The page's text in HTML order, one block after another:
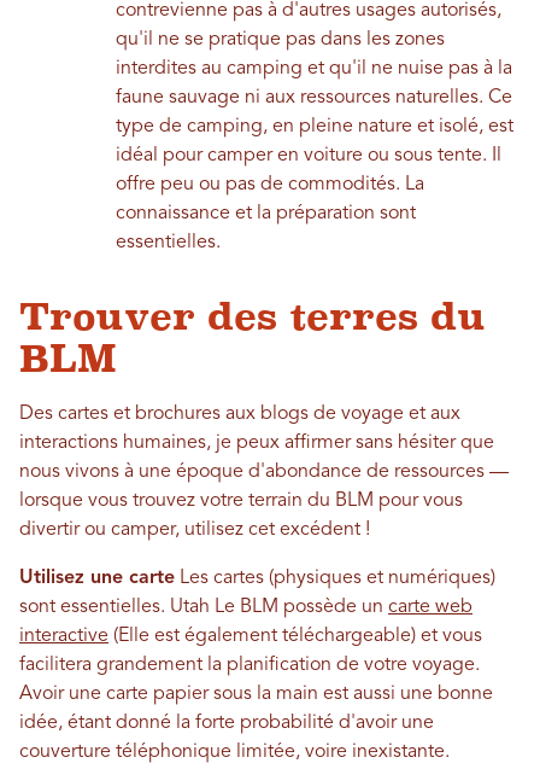
contrevienne pas à d'autres usages autorisés,
qu'il ne se pratique pas dans les zones
interdites au camping et qu'il ne nuise pas à la
faune sauvage ni aux ressources naturelles. Ce
type de camping, en pleine nature et isolé, est
idéal pour camper en voiture ou sous tente. Il
offre peu ou pas de commodités. La
connaissance et la préparation sont
essentielles.
Trouver des terres du
BLM
Des cartes et brochures aux blogs de voyage et aux
interactions humaines, je peux affirmer sans hésiter que
nous vivons à une époque d'abondance de ressources —
lorsque vous trouvez votre terrain du BLM pour vous
divertir ou camper, utilisez cet excédent !
Utilisez une carte Les cartes (physiques et numériques)
sont essentielles. Utah Le BLM possède un carte web
interactive (Elle est également téléchargeable) et vous
facilitera grandement la planification de votre voyage.
Avoir une carte papier sous la main est aussi une bonne
idée, étant donné la forte probabilité d'avoir une
couverture téléphonique limitée, voire inexistante.